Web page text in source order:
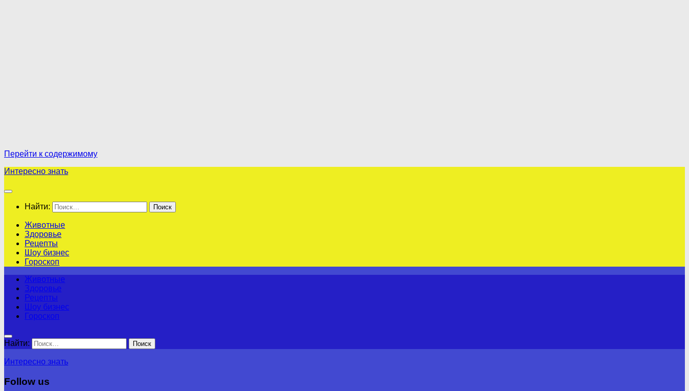
Перейти к содержимому
Интересно знать
Найти:
Животные
Здоровье
Рецепты
Шоу бизнес
Гороскоп
Животные
Здоровье
Рецепты
Шоу бизнес
Гороскоп
Найти:
Интересно знать
Follow us